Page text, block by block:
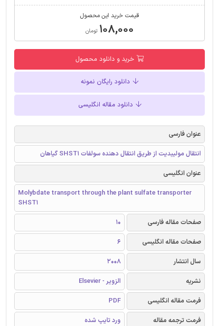
قیمت خرید این محصول
۱۰۸,۰۰۰ تومان
خرید و دانلود محصول
دانلود رایگان نمونه
دانلود مقاله انگلیسی
عنوان فارسی
انتقال مولیبدیت از طریق انتقال دهنده سولفات SHST1 گیاهان
عنوان انگلیسی
Molybdate transport through the plant sulfate transporter
SHST1
صفحات مقاله فارسی
10
صفحات مقاله انگلیسی
6
سال انتشار
2008
نشریه
الزویر - Elsevier
فرمت مقاله انگلیسی
PDF
فرمت ترجمه مقاله
ورد تایپ شده